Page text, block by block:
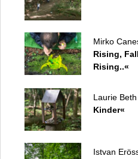
Pressebilder
Internationales Waldkunst Zentrum
Anfahrt
Datenschutz
Kontakt
Impressum
Mirko
Rising,
Rising..«
Laurie
Kinder«
Istvan